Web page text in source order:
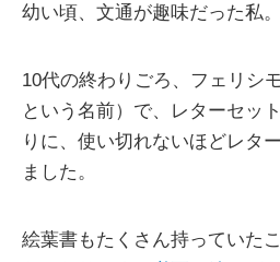
幼い頃、文通が趣味だった私。
10代の終わりごろ、フェリシ
という名前）で、レターセッ
りに、使い切れないほどレタ
ました。
絵葉書もたくさん持っていた